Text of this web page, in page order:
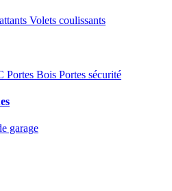
Volets coulissants
Portes Bois Portes sécurité
garage